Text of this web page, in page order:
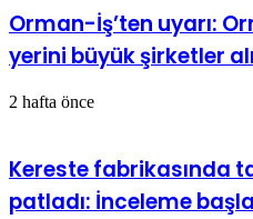
Orman-İş’ten uyarı:
yerini büyük şirketler
2 hafta önce
Kereste fabrikasında
patladı: İnceleme